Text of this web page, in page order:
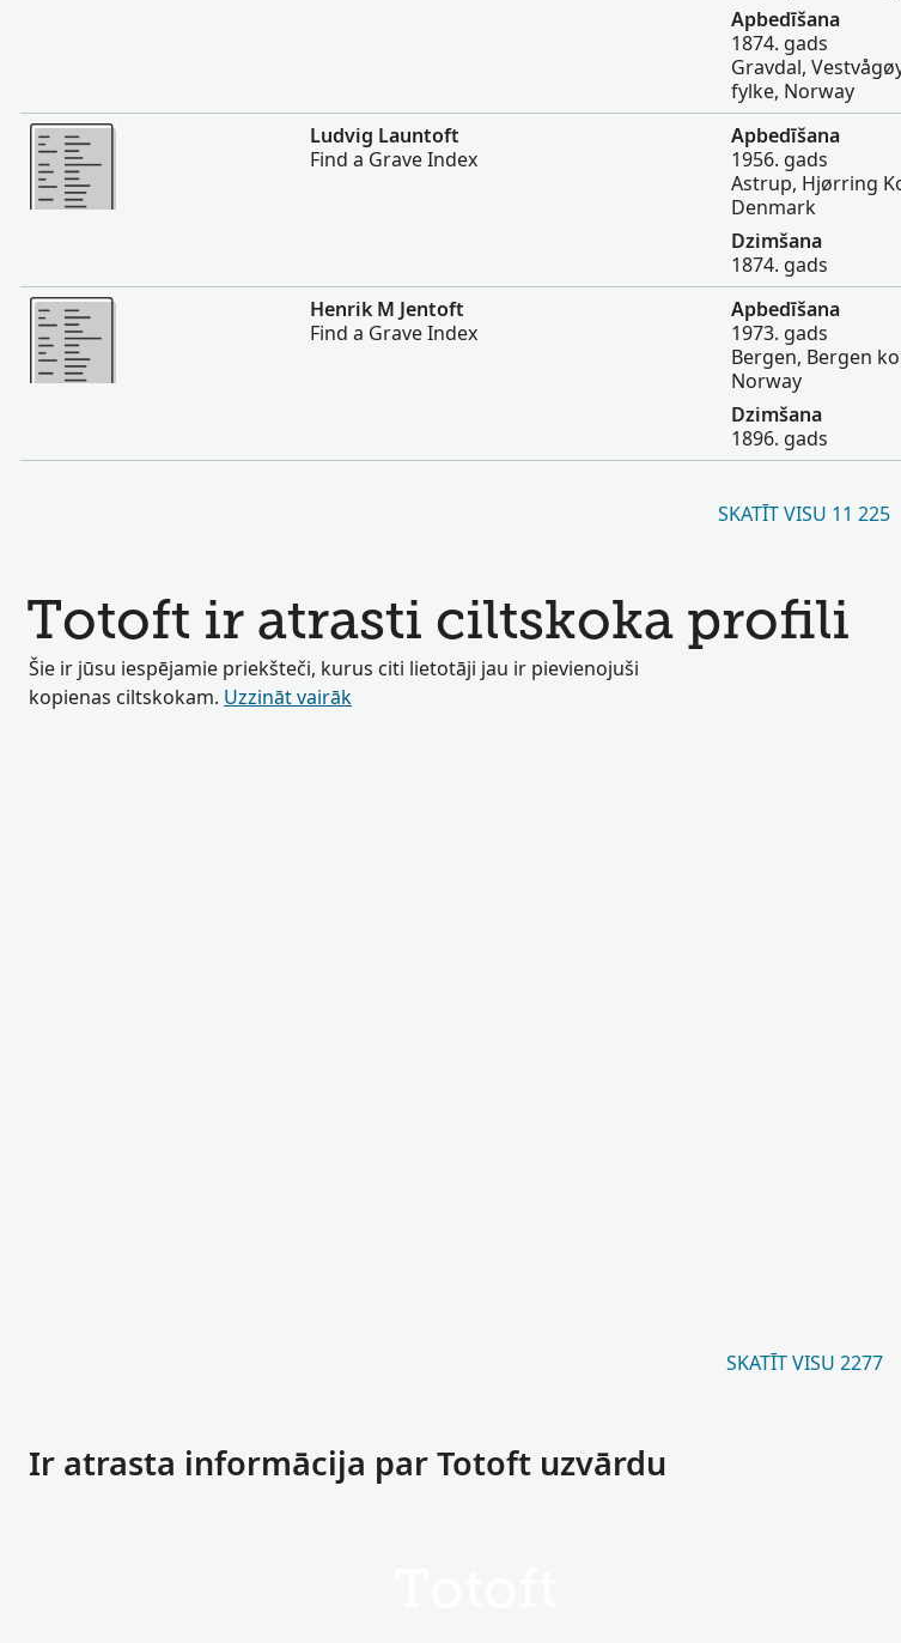
Apbedīšana
1874. gads
Gravdal,
fylke, Norway
Vairāk
Ludvig Launtoft
Find a Grave Index
Apbedīšana
1956. gads
Astrup, Hjørring
Denmark
Dzimšana
1874. gads
Vairāk
Henrik M Jentoft
Find a Grave Index
Apbedīšana
1973. gads
Bergen, Bergen
Norway
Dzimšana
1896. gads
SKATĪT VISU 11 225
Totoft ir atrasti ciltskoka profili
Šie ir jūsu iespējamie priekšteči, kurus citi lietotāji jau ir pievienojuši
kopienas ciltskokam. Uzzināt vairāk
SKATĪT VISU 2277
Ir atrasta informācija par Totoft uzvārdu